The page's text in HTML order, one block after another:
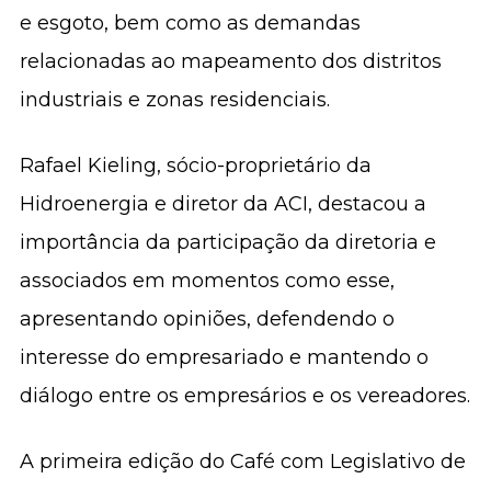
e esgoto, bem como as demandas
relacionadas ao mapeamento dos distritos
industriais e zonas residenciais.
Rafael Kieling, sócio-proprietário da
Hidroenergia e diretor da ACI, destacou a
importância da participação da diretoria e
associados em momentos como esse,
apresentando opiniões, defendendo o
interesse do empresariado e mantendo o
diálogo entre os empresários e os vereadores.
A primeira edição do Café com Legislativo de